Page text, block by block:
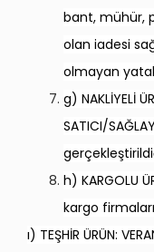
bant, mühür,
olan iadesi
olmayan
g) NAKLİYELİ
SATICI/
h) KARGOLU
kargo
ı) TEŞHİR ÜRÜN: